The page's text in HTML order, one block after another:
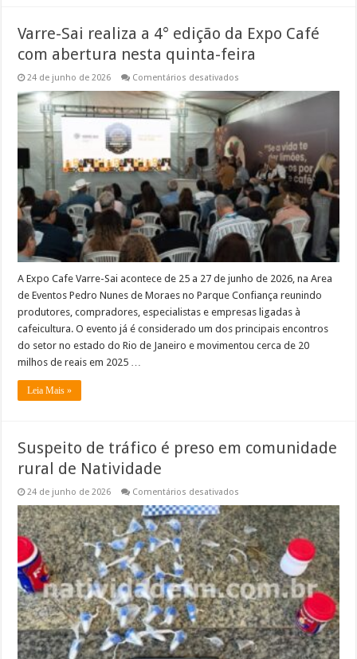
Varre-Sai realiza a 4° edição da Expo Café
com abertura nesta quinta-feira
24 de junho de 2026 Comentários desativados
Sai
realiza
a
edição
da
Expo
Café
com
abertura
nesta
quinta-
feira
A Expo Cafe Varre-Sai acontece de 25 a 27 de junho de 2026, na Area
de Eventos Pedro Nunes de Moraes no Parque Confiança reunindo
produtores, compradores, especialistas e empresas ligadas à
cafeicultura. O evento já é considerado um dos principais encontros
do setor no estado do Rio de Janeiro e movimentou cerca de 20
milhos de reais em 2025 …
Leia Mais »
Suspeito de tráfico é preso em comunidade
rural de Natividade
24 de junho de 2026 Comentários desativados
de
tráfico
é
preso
em
comunidade
rural
de
Natividade